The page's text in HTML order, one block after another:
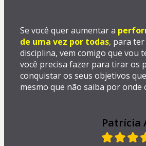
Se você quer aumentar a
de uma vez por todas, para ter
disciplina, vem comigo que vou
você precisa fazer para tirar os
conquistar os seus objetivos
mesmo que não saiba por onde
Patrícia